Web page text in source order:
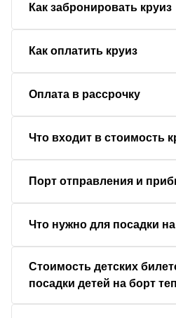
Как забронировать круиз
Как оплатить круиз
Оплата в рассрочку
Что входит в стоимость
Порт отправления и
Что нужно для посадки
Стоимость детских
посадки детей на борт